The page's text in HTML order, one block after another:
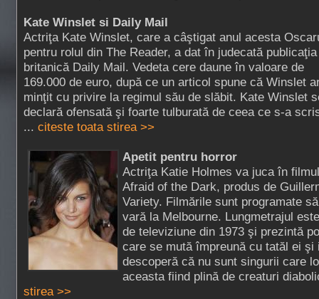
Kate Winslet si Daily Mail
Actriţa Kate Winslet, care a câştigat anul acesta
pentru rolul din The Reader, a dat în judecată publicaţia
britanică Daily Mail. Vedeta cere daune în valoare de
169.000 de euro, după ce un articol spune că Winslet
minţit cu privire la regimul său de slăbit. Kate Winslet
declară ofensată şi foarte tulburată de ceea ce s-a
... citeste toata stirea >>
Apetit pentru horror
Actriţa Katie Holmes va juca în
Afraid of the Dark, produs de
Variety. Filmările sunt programate
vară la Melbourne. Lungmetrajul
de televiziune din 1973 şi prezintă
care se mută împreună cu tatăl ei şi
descoperă că nu sunt singurii care
aceasta fiind plină de creaturi
stirea >>